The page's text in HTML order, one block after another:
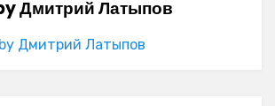
Дмитрий Латыпов
Дмитрий Латыпов